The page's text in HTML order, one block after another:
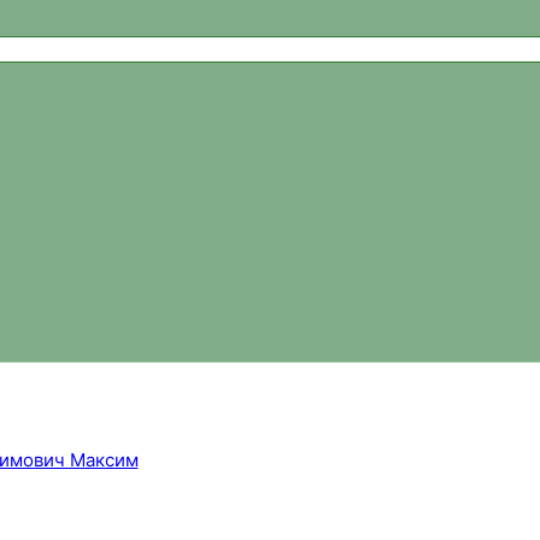
новости спортивного ориентирования, официальный
Максим